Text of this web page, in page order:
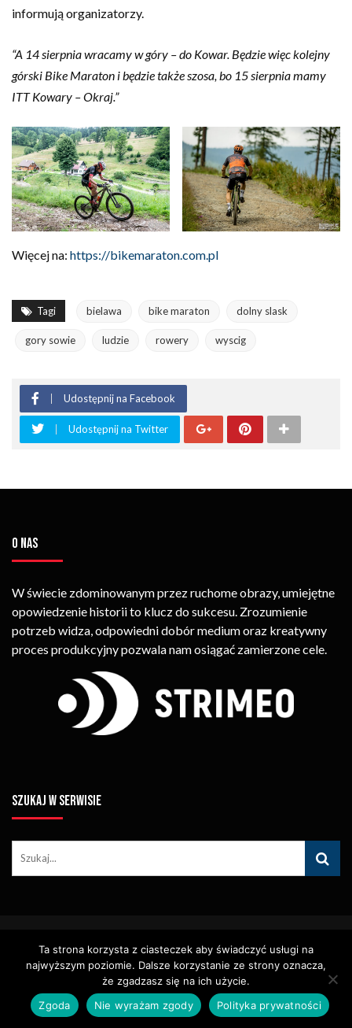
informują organizatorzy.
“A 14 sierpnia wracamy w góry – do Kowar. Będzie więc kolejny
górski Bike Maraton i będzie także szosa, bo 15 sierpnia mamy
ITT Kowary – Okraj.”
Więcej na: https://bikemaraton.com.pl
Tagi bielawa bike maraton dolny slask
gory sowie ludzie rowery wyscig
Udostępnij na Facebook
Udostępnij na Twitter
O NAS
W świecie zdominowanym przez ruchome obrazy, umiejętne
opowiedzenie historii to klucz do sukcesu. Zrozumienie
potrzeb widza, odpowiedni dobór medium oraz kreatywny
proces produkcyjny pozwala nam osiągać zamierzone cele.
SZUKAJ W SERWISIE
Tym Zdjęć, Materiałów Wideo) Bez Pisemnego Zezwolenia
Zabronione.
Identyfikacja Wizualna – Logotypy
Polityka Cookies
Polityka Prywatności
Polityka Wydawnicza
Kontakt
Ta strona korzysta z ciasteczek aby świadczyć usługi na
najwyższym poziomie. Dalsze korzystanie ze strony oznacza,
że zgadzasz się na ich użycie.
Zgoda
Nie wyrażam zgody Polityka prywatności